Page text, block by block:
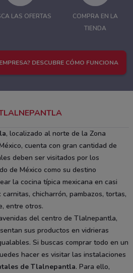
LAS OFERTAS
COMPRA EN LA
TIENDA
DESCUBRE CÓMO FUNCIONA
, localizado al norte de la Zona
cuenta con gran cantidad de
deben ser visitados por los
de México como su destino
la cocina típica mexicana en casi
chicharrón, pambazos, tortas,
entre otros.
del centro de Tlalnepantla,
sus productos en vidrieras
Si buscas comprar todo en un
hacer es visitar las instalaciones
de Tlalnepantla. Para ello,